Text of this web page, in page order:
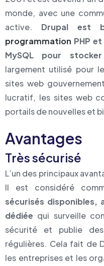
monde, avec une
active. Drupal est
programmation PHP
MySQL pour
largement utilisé pour
sites web
lucratif, les sites web
portails de nouvelles et
Avantages
Très sécurisé
L’un des principaux
Il est considéré
sécurisés disponibles,
dédiée qui surveille
sécurité et publie
régulières. Cela fait de
les entreprises et les